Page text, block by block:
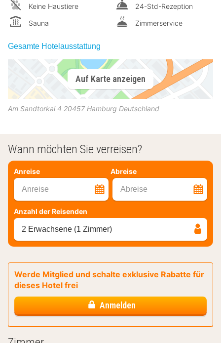
Keine Haustiere
Sauna
24-Std-Rezeption
Zimmerservice
Gesamte Hotelausstattung
Auf Karte anzeigen
Am Sandtorkai 4 20457 Hamburg Deutschland
Wann möchten Sie verreisen?
Anreise Abreise
Anreise Abreise
Anzahl der Reisenden
2 Erwachsene (1 Zimmer)
Werde Mitglied und schalte exklusive Rabatte für
dieses Hotel frei
Anmelden